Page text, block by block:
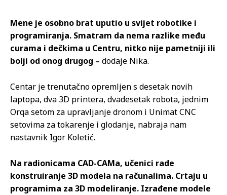
Mene je osobno brat uputio u svijet robotike i
programiranja. Smatram da nema razlike među
curama i dečkima u Centru, nitko nije pametniji ili
bolji od onog drugog – dodaje Nika.
Centar je trenutačno opremljen s desetak novih
laptopa, dva 3D printera, dvadesetak robota, jednim
Orqa setom za upravljanje dronom i Unimat CNC
setovima za tokarenje i glodanje, nabraja nam
nastavnik Igor Koletić.
Na radionicama CAD-CAMa, učenici rade
konstruiranje 3D modela na računalima. Crtaju u
programima za 3D modeliranje. Izrađene modele